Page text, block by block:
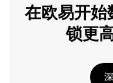
在欧易开始
锁更